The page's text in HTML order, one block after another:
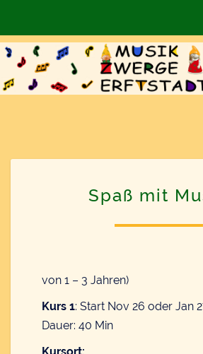
Spaß mit
von 1 – 3 Jahren)
Kurs 1: Start Nov 26 oder Jan
Dauer: 40 Min